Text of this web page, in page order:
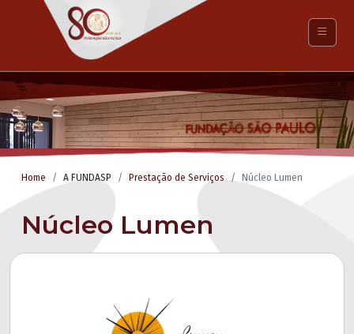
Home A FUNDASP Prestação de Serviços Núcleo Lumen
Núcleo Lumen